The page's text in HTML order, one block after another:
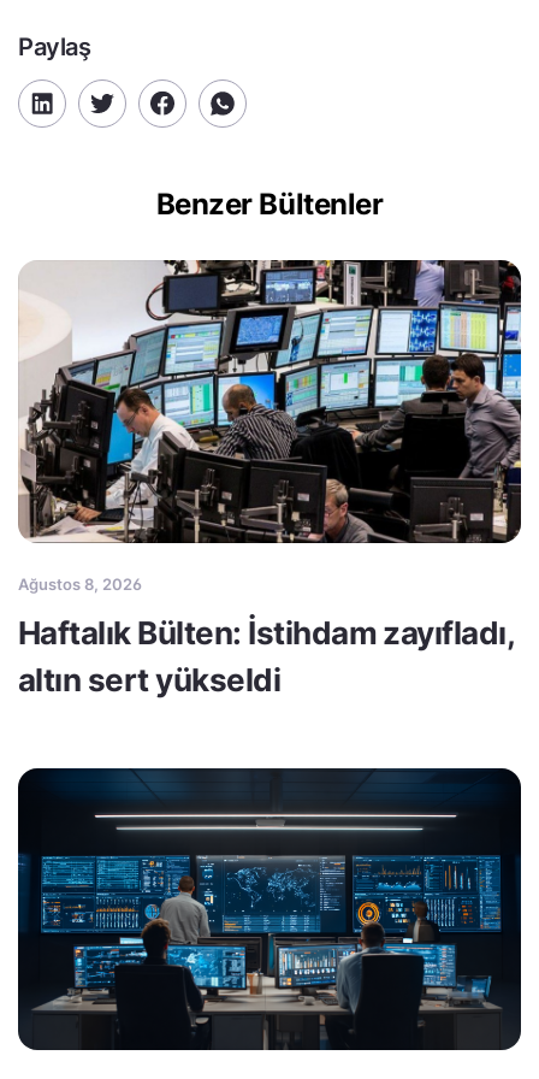
Paylaş
Benzer Bültenler
Ağustos 8, 2026
Haftalık Bülten: İstihdam zayıfladı,
altın sert yükseldi